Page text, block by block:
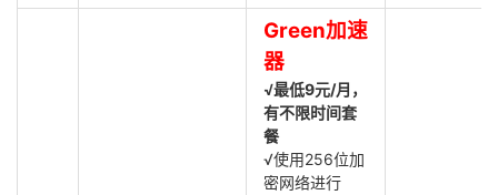
Green加速
器
√最低9元/月，
有不限时间套
餐
√使用256位加
密网络进行